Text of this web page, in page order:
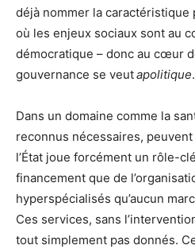
déjà nommer la caractéristique
où les enjeux sociaux sont au
démocratique – donc au cœur
gouvernance se veutapolitique.
Dans un domaine comme la
reconnus nécessaires,
l’État joue forcément un rôle-
financement que de
hyperspécialisés qu’aucun
Ces services, sans
tout simplement pas donnés.